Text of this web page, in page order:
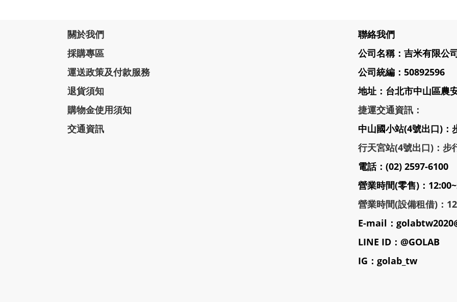
關於我們
採購專區
運送政策及付款服務
退貨須知
購物金使用須知
交通資訊
聯絡我們
公司名稱：吉米有限公
公司統編：50892596
地址：台北市中山區農
捷運交通資訊：
中山國小站(4號出口)：
行天宮站(4號出口)：步
電話：(02) 2597-6100
營業時間(零售)：
營業時間(設備租借)：
E-mail：
LINE ID：@GOLAB
IG：golab_tw